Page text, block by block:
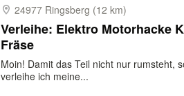
24977 Ringsberg (12 km)
Verleihe: Elektro Motorhacke
Fräse
Moin! Damit das Teil nicht nur rumsteht,
verleihe ich meine...